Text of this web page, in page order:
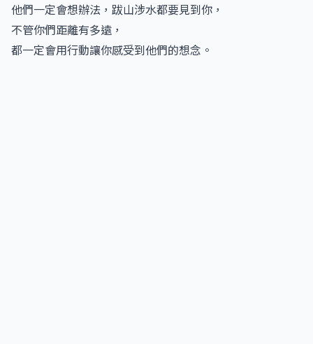
他們一定會想辦法，跋山涉水都要見到你，
不管你們距離有多遠，
都一定會用行動讓你感受到他們的想念。